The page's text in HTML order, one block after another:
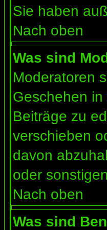
Sie haben
Nach oben
Was sind
Moderatoren
Geschehen
Beiträge zu
verschieben
davon
oder
Nach oben
Was sind